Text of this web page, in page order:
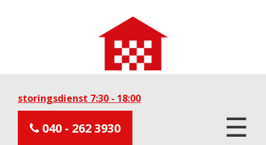
storingsdienst 7:30 - 18:00
040 - 262 3930 ☰